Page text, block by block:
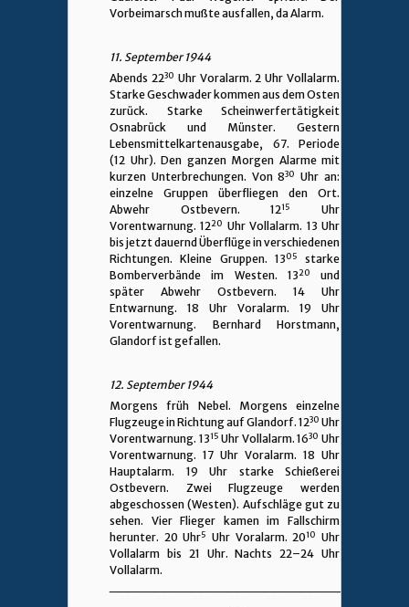
Vorbeimarsch mußte ausfallen, da Alarm.
11. September 1944
Abends 2230 Uhr Voralarm. 2 Uhr Vollalarm.
Starke Geschwader kommen aus dem Osten
zurück. Starke Scheinwerfertätigkeit
Osnabrück und Münster. Gestern
Lebensmittelkartenausgabe, 67. Periode
(12 Uhr). Den ganzen Morgen Alarme mit
kurzen Unterbrechungen. Von 830
Uhr an:
einzelne Gruppen überfliegen den Ort.
Abwehr Ostbevern. 1215
Uhr
Vorentwarnung. 1220 Uhr Vollalarm. 13 Uhr
bis jetzt dauernd Überflüge in verschiedenen
Richtungen. Kleine Gruppen. 1305
starke
Bomberverbände im Westen. 1320
und
später Abwehr Ostbevern. 14 Uhr
Entwarnung. 18 Uhr Voralarm. 19 Uhr
Vorentwarnung. Bernhard Horstmann,
Glandorf ist gefallen.
12. September 1944
Morgens früh Nebel. Morgens einzelne
Flugzeuge in Richtung auf Glandorf. 1230 Uhr
Vorentwarnung. 1315 Uhr Vollalarm. 1630 Uhr
Vorentwarnung. 17 Uhr Voralarm. 18 Uhr
Hauptalarm. 19 Uhr starke Schießerei
Ostbevern. Zwei Flugzeuge werden
abgeschossen (Westen). Aufschläge gut zu
sehen. Vier Flieger kamen im Fallschirm
herunter. 20 Uhr5 Uhr Voralarm. 2010
Uhr
Vollalarm bis 21 Uhr. Nachts 22–24 Uhr
Vollalarm.